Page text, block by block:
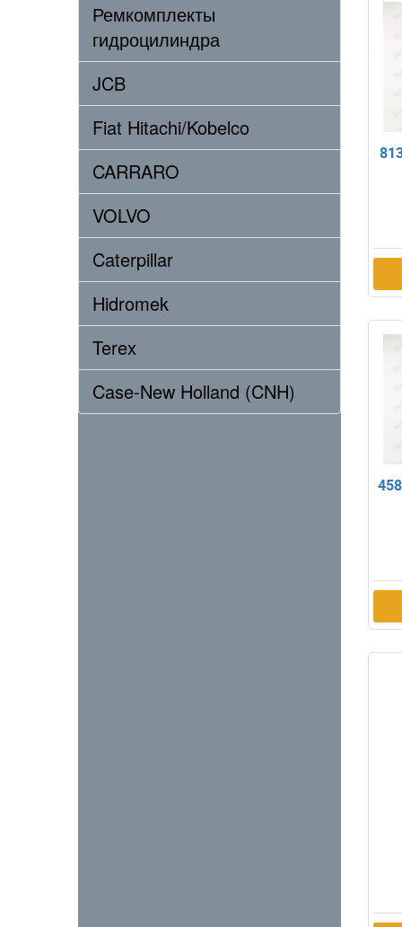
Ремкомплекты
гидроцилиндра
JCB
Fiat Hitachi/Kobelco
CARRARO
VOLVO
Caterpillar
Hidromek
Terex
Case-New Holland (CNH)